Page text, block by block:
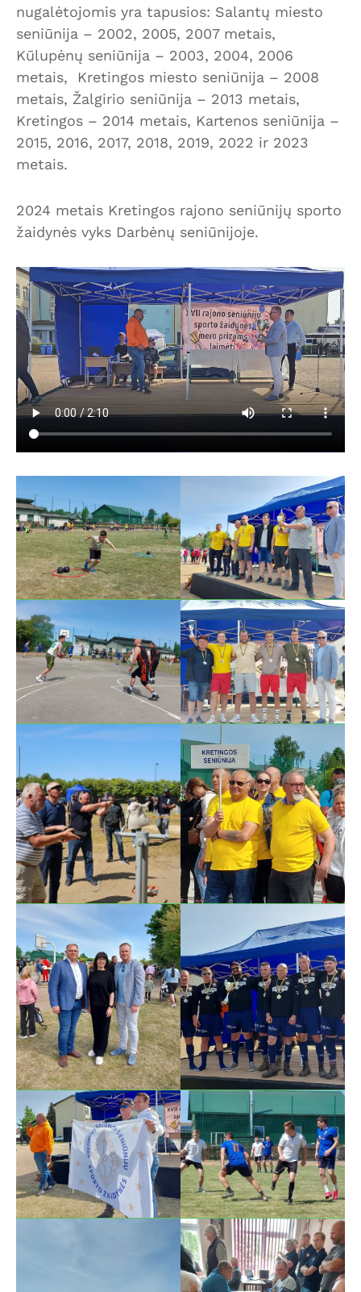
nugalėtojomis yra tapusios: Salantų miesto
seniūnija – 2002, 2005, 2007 metais,
Kūlupėnų seniūnija – 2003, 2004, 2006
metais, Kretingos miesto seniūnija – 2008
metais, Žalgirio seniūnija – 2013 metais,
Kretingos – 2014 metais, Kartenos seniūnija –
2015, 2016, 2017, 2018, 2019, 2022 ir 2023
metais.
2024 metais Kretingos rajono seniūnijų sporto
žaidynės vyks Darbėnų seniūnijoje.